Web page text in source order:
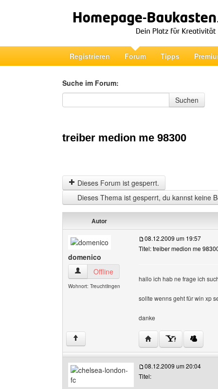
Registrieren Forum Tipps
Suche im Forum:
Suche im Forum
Suchen
treiber medion me 98300
Dieses Forum ist gesperrt.
Dieses Thema ist gesperrt, du kannst keine
Autor
domenico
domenico Benutzer-Profile anzeigen
Offline
Wohnort: Treuchtlingen
08.12.2009 um 19:57
Titel: treiber medion me
hallo ich hab ne frage ich
sollte wenns geht für win xp
danke
↑ Website dieses
08.12.2009 um 20:04
Titel: